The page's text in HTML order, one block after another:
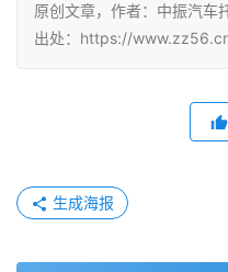
原创文章，作者：中振汽车
出处：https://
生成海报